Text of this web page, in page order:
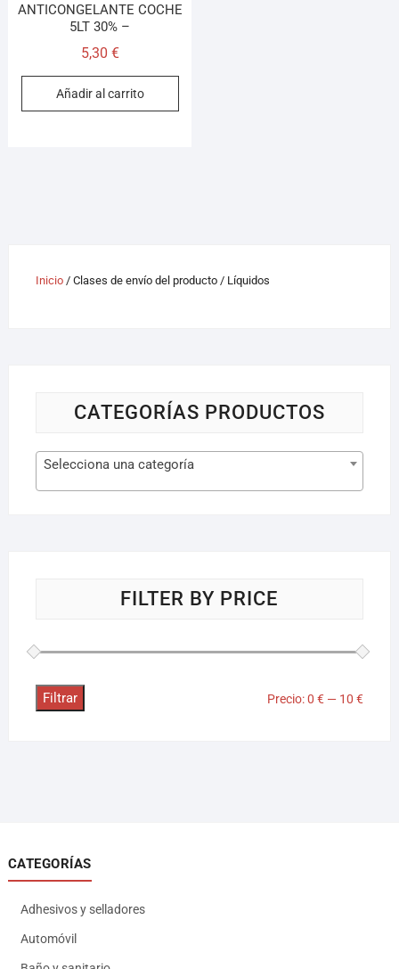
ANTICONGELANTE COCHE
5LT 30% –
5,30 €
Añadir al carrito
Inicio/ Clases de envío del producto / Líquidos
CATEGORÍAS PRODUCTOS
Selecciona una categoría
FILTER BY PRICE
Precio
Precio
Filtrar Precio:0 € — 10 €
CATEGORÍAS
Adhesivos y selladores
Automóvil